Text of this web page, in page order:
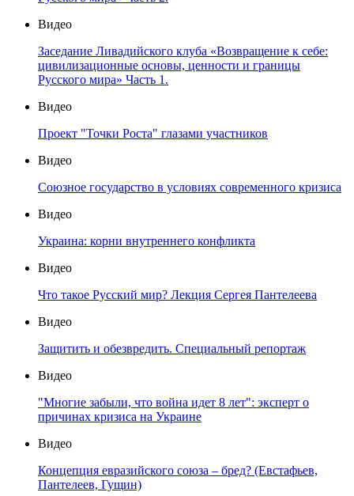
Видео
Заседание Ливадийского клуба «Возвращение к себе:
цивилизационные основы, ценности и границы
Русского мира» Часть 1.
Видео
Проект "Точки Роста" глазами участников
Видео
Союзное государство в условиях современного кризиса
Видео
Украина: корни внутреннего конфликта
Видео
Что такое Русский мир? Лекция Сергея Пантелеева
Видео
Защитить и обезвредить. Специальный репортаж
Видео
"Многие забыли, что война идет 8 лет": эксперт о
причинах кризиса на Украине
Видео
Концепция евразийского союза – бред? (Евстафьев,
Пантелеев, Гущин)